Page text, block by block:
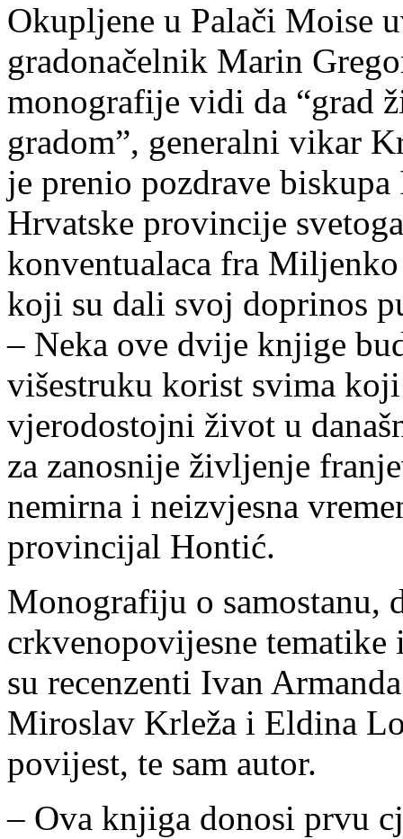
Okupljene u Palači Moise
gradonačelnik Marin
monografije vidi da “grad
gradom”, generalni vikar
je prenio pozdrave
Hrvatske provincije
konventualaca fra
koji su dali svoj doprinos
– Neka ove dvije knjige
višestruku korist svima
vjerodostojni život u
za zanosnije življenje
nemirna i neizvjesna
provincijal Hontić.
Monografiju o samostanu,
crkvenopovijesne
su recenzenti Ivan
Miroslav Krleža i Eldina
povijest, te sam autor.
– Ova knjiga donosi prvu